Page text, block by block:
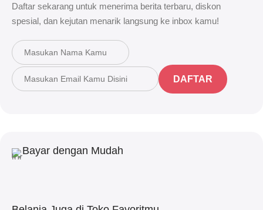
Daftar sekarang untuk menerima berita terbaru, diskon
spesial, dan kejutan menarik langsung ke inbox kamu!
DAFTAR
Bayar dengan Mudah